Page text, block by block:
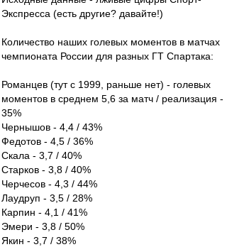
Экспресса (есть другие? давайте!)
Количество наших голевых моментов в матчах
чемпионата России для разных ГТ Спартака:
Романцев (тут с 1999, раньше нет) - голевых
моментов в среднем 5,6 за матч / реализация -
35%
Чернышов - 4,4 / 43%
Федотов - 4,5 / 36%
Скала - 3,7 / 40%
Старков - 3,8 / 40%
Черчесов - 4,3 / 44%
Лаудруп - 3,5 / 28%
Карпин - 4,1 / 41%
Эмери - 3,8 / 50%
Якин - 3,7 / 38%